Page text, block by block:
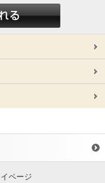
ページ